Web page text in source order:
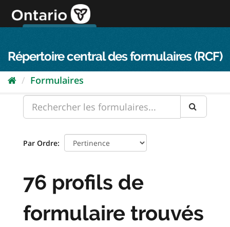
directement
au
Répertoire central des formulaires (RCF)
Formulaires
Par Ordre
76 profils de
formulaire trouvés